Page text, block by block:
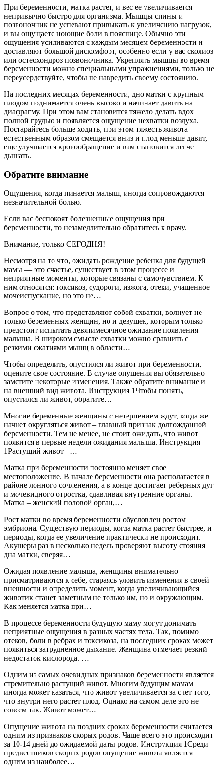
При беременности, матка растет, и вес ее увеличивается
непривычно быстро для организма. Мышцы спины и
позвоночник не успевают привыкать к увеличению нагрузок,
и вы ощущаете ноющие боли в пояснице. Обычно эти
ощущения усиливаются с каждым месяцем беременности и
доставляют большой дискомфорт, особенно если у вас сколиоз
или остеохондроз позвоночника. Укреплять мышцы во время
беременности можно специальными упражнениями, только не
переусердствуйте, чтобы не навредить своему состоянию.
На последних месяцах беременности, дно матки с крупным
плодом поднимается очень высоко и начинает давить на
диафрагму. При этом вам становится тяжело делать вдох
полной грудью и появляется ощущение нехватки воздуха.
Постарайтесь больше ходить, при этом тяжесть живота
естественным образом смещается вниз и плод меньше давит,
еще улучшается кровообращение и вам становится легче
дышать.
Обратите внимание
Ощущения, когда пинается малыш, иногда сопровождаются
незначительной болью.
Если вас беспокоят болезненные ощущения при
беременности, то незамедлительно обратитесь к врачу.
Внимание, только СЕГОДНЯ!
Несмотря на то что, ожидать рождение ребенка для будущей
мамы — это счастье, существует в этом процессе и
неприятные моменты, которые связаны с самочувствием. К
ним относятся: токсикоз, судороги, изжога, отеки, учащенное
мочеиспускание, но это не…
Вопрос о том, что представляют собой схватки, волнует не
только беременных женщин, но и девушек, которым только
предстоит испытать девятимесячное ожидание появления
малыша. В широком смысле схватки можно сравнить с
резкими сжатиями мышц в области…
Чтобы определить, опустился ли живот при беременности,
оцените свое состояние. В случае опущения вы обязательно
заметите некоторые изменения. Также обратите внимание и
на внешний вид живота. Инструкция 1Чтобы понять,
опустился ли живот, обратите…
Многие беременные женщины с нетерпением ждут, когда же
начнет округляться живот – главный признак долгожданной
беременности. Тем не менее, не стоит ожидать, что живот
появится в первые недели ожидания малыша. Инструкция
1Растущий живот –…
Матка при беременности постоянно меняет свое
местоположение. В начале беременности она располагается в
районе лонного сочленения, а в конце достигает реберных дуг
и мочевидного отростка, сдавливая внутренние органы.
Матка – женский половой орган,…
Рост матки во время беременности обусловлен ростом
эмбриона. Существую периоды, когда матка растет быстрее, и
периоды, когда ее увеличение практически не происходит.
Акушеры раз в несколько недель проверяют высоту стояния
дна матки, сверяя…
Ожидая появление малыша, женщины внимательно
присматриваются к себе, стараясь уловить изменения в своей
внешности и определить момент, когда увеличивающийся
животик станет заметным не только им, но и окружающим.
Как меняется матка при…
В процессе беременности будущую маму могут донимать
неприятные ощущения в разных частях тела. Так, помимо
отеков, боли в ребрах и токсикоза, на последних сроках может
появиться затрудненное дыхание. Женщина отмечает резкий
недостаток кислорода. …
Одним из самых очевидных признаков беременности является
стремительно растущий живот. Многим будущим мамам
иногда может казаться, что живот увеличивается за счет того,
что внутри него растет плод. Однако на самом деле это не
совсем так. Живот может…
Опущение живота на поздних сроках беременности считается
одним из признаков скорых родов. Чаще всего это происходит
за 10-14 дней до ожидаемой даты родов. Инструкция 1Среди
предвестников скорых родов опущение живота является
одним из наиболее…